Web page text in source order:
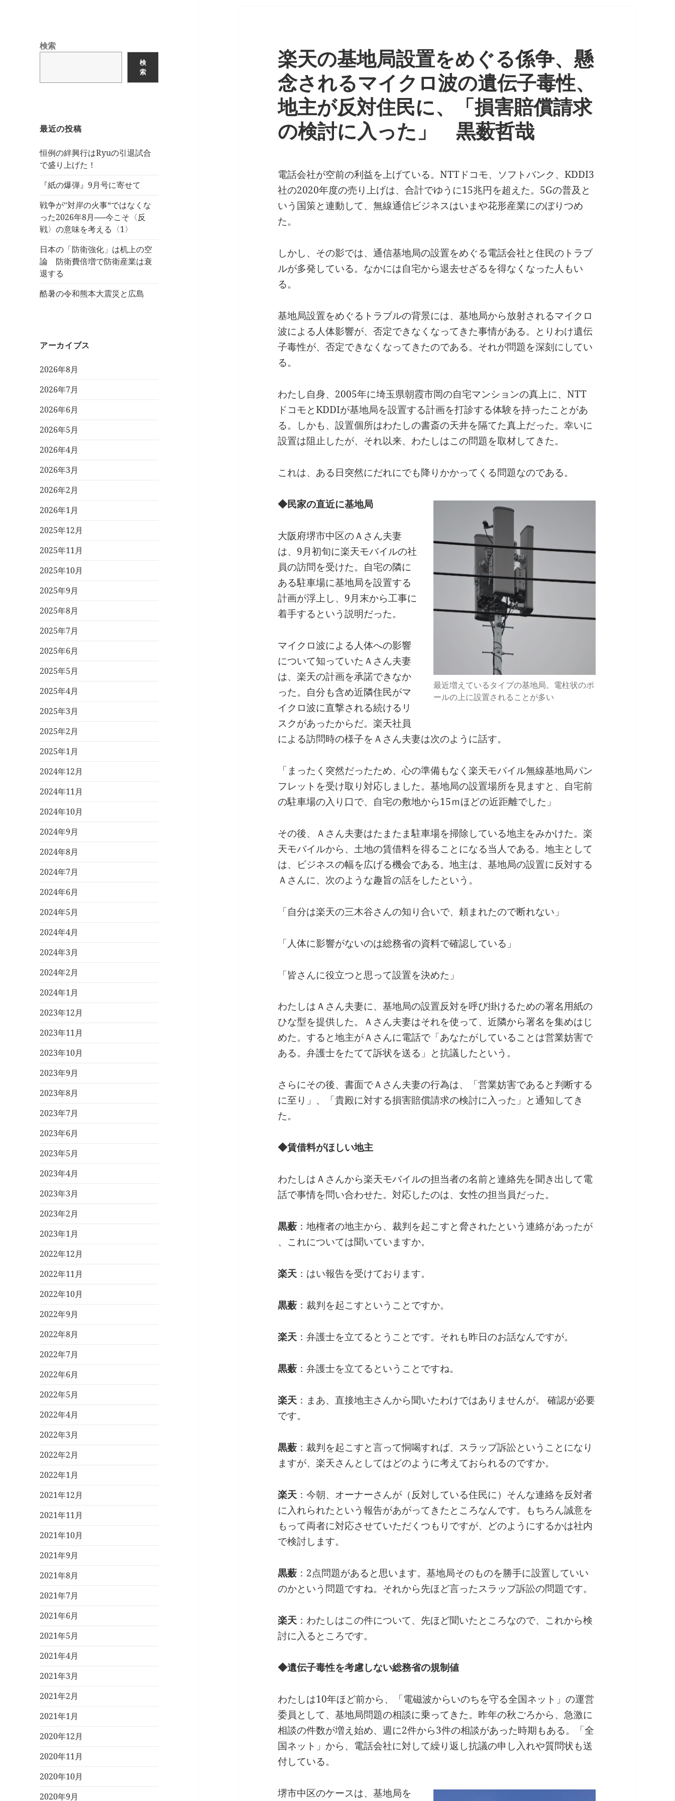
検索
検
索
最近の投稿
恒例の絆興行はRyuの引退試合
で盛り上げた！
『紙の爆弾』9月号に寄せて
戦争が‟対岸の火事“ではなくな
った2026年8月──今こそ〈反
戦〉の意味を考える〈1〉
日本の「防衛強化」は机上の空
論 防衛費倍増で防衛産業は衰
退する
酷暑の令和熊本大震災と広島
アーカイブス
2026年8月
2026年7月
2026年6月
2026年5月
2026年4月
2026年3月
2026年2月
2026年1月
2025年12月
2025年11月
2025年10月
2025年9月
2025年8月
2025年7月
2025年6月
2025年5月
2025年4月
2025年3月
2025年2月
2025年1月
2024年12月
2024年11月
2024年10月
2024年9月
2024年8月
2024年7月
2024年6月
2024年5月
2024年4月
2024年3月
2024年2月
2024年1月
2023年12月
2023年11月
2023年10月
2023年9月
2023年8月
2023年7月
2023年6月
2023年5月
2023年4月
2023年3月
2023年2月
2023年1月
2022年12月
2022年11月
2022年10月
2022年9月
2022年8月
2022年7月
2022年6月
2022年5月
2022年4月
2022年3月
2022年2月
2022年1月
2021年12月
2021年11月
2021年10月
2021年9月
2021年8月
2021年7月
2021年6月
2021年5月
2021年4月
2021年3月
2021年2月
2021年1月
2020年12月
2020年11月
2020年10月
2020年9月
楽天の基地局設置をめぐる係争、懸
念されるマイクロ波の遺伝子毒性、
地主が反対住民に、「損害賠償請求
の検討に入った」 黒薮哲哉
電話会社が空前の利益を上げている。NTTドコモ、ソフトバンク、KDDI3
社の2020年度の売り上げは、合計でゆうに15兆円を超えた。5Gの普及と
いう国策と連動して、無線通信ビジネスはいまや花形産業にのぼりつめ
た。
しかし、その影では、通信基地局の設置をめぐる電話会社と住民のトラブ
ルが多発している。なかには自宅から退去せざるを得なくなった人もい
る。
基地局設置をめぐるトラブルの背景には、基地局から放射されるマイクロ
波による人体影響が、否定できなくなってきた事情がある。とりわけ遺伝
子毒性が、否定できなくなってきたのである。それが問題を深刻にしてい
る。
わたし自身、2005年に埼玉県朝霞市岡の自宅マンションの真上に、NTT
ドコモとKDDIが基地局を設置する計画を打診する体験を持ったことがあ
る。しかも、設置個所はわたしの書斎の天井を隔てた真上だった。幸いに
設置は阻止したが、それ以来、わたしはこの問題を取材してきた。
これは、ある日突然にだれにでも降りかかってくる問題なのである。
最近増えているタイプの基地局。電柱状のポ
ールの上に設置されることが多い
◆民家の直近に基地局
大阪府堺市中区のＡさん夫妻
は、9月初旬に楽天モバイルの社
員の訪問を受けた。自宅の隣に
ある駐車場に基地局を設置する
計画が浮上し、9月末から工事に
着手するという説明だった。
マイクロ波による人体への影響
について知っていたＡさん夫妻
は、楽天の計画を承諾できなか
った。自分も含め近隣住民がマ
イクロ波に直撃される続けるリ
スクがあったからだ。楽天社員
による訪問時の様子をＡさん夫妻は次のように話す。
「まったく突然だったため、心の準備もなく楽天モバイル無線基地局パン
フレットを受け取り対応しました。基地局の設置場所を見ますと、自宅前
の駐車場の入り口で、自宅の敷地から15ｍほどの近距離でした」
その後、Ａさん夫妻はたまたま駐車場を掃除している地主をみかけた。楽
天モバイルから、土地の賃借料を得ることになる当人である。地主として
は、ビジネスの幅を広げる機会である。地主は、基地局の設置に反対する
Ａさんに、次のような趣旨の話をしたという。
「自分は楽天の三木谷さんの知り合いで、頼まれたので断れない」
「人体に影響がないのは総務省の資料で確認している」
「皆さんに役立つと思って設置を決めた」
わたしはＡさん夫妻に、基地局の設置反対を呼び掛けるための署名用紙の
ひな型を提供した。Ａさん夫妻はそれを使って、近隣から署名を集めはじ
めた。すると地主がＡさんに電話で「あなたがしていることは営業妨害で
ある。弁護士をたてて訴状を送る」と抗議したという。
さらにその後、書面でＡさん夫妻の行為は、「営業妨害であると判断する
に至り」、「貴殿に対する損害賠償請求の検討に入った」と通知してき
た。
◆賃借料がほしい地主
わたしはＡさんから楽天モバイルの担当者の名前と連絡先を聞き出して電
話で事情を問い合わせた。対応したのは、女性の担当員だった。
黒薮 ：地権者の地主から、裁判を起こすと脅されたという連絡があったが
、これについては聞いていますか。
楽天：はい報告を受けております。
黒薮 ：裁判を起こすということですか。
楽天：弁護士を立てるとうことです。それも昨日のお話なんですが。
黒薮 ：弁護士を立てるということですね。
楽天：まあ、直接地主さんから聞いたわけではありませんが。 確認が必要
です。
黒薮 ：裁判を起こすと言って恫喝すれば、スラップ訴訟ということになり
ますが、楽天さんとしてはどのように考えておられるのですか。
楽天：今朝、オーナーさんが（反対している住民に）そんな連絡を反対者
に入れられたという報告があがってきたところなんです。もちろん誠意を
もって両者に対応させていただくつもりですが、どのようにするかは社内
で検討します。
黒薮 ：2点問題があると思います。基地局そのものを勝手に設置していい
のかという問題ですね。それから先ほど言ったスラップ訴訟の問題です。
楽天：わたしはこの件について、先ほど聞いたところなので、これから検
討に入るところです。
◆遺伝子毒性を考慮しない総務省の規制値
わたしは10年ほど前から、「電磁波からいのちを守る全国ネット」の運営
委員として、基地局問題の相談に乗ってきた。昨年の秋ごろから、急激に
相談の件数が増え始め、週に2件から3件の相談があった時期もある。「全
国ネット」から、電話会社に対して繰り返し抗議の申し入れや質問状も送
付している。
堺市中区のケースは、基地局を